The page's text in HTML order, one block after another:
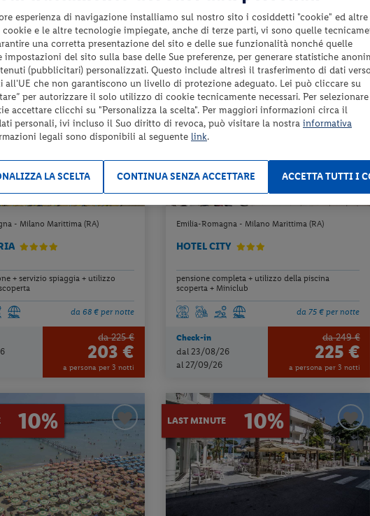
235 €
a persona per 3 notti
Check-in
dal 29/08/26
al 26/10/26
569 €
per unità per 7 notti
10%
- Milano Marittima (RA)
+ servizio spiaggia + utilizzo
da 68 € per notte
da 225 €
203 €
a persona per 3 notti
LAST MINUTE 10%
Emilia-Romagna - Milano Marittima (RA)
HOTEL CITY
pensione completa + utilizzo della piscina
scoperta + Miniclub
da 75 € per notte
Check-in
dal 23/08/26
al 27/09/26
da 249 €
225 €
a persona per 3 notti
10% LAST MINUTE 10%
esperienza di navigazione installiamo sul nostro sito i cosiddetti "cookie" ed altre
e le altre tecnologie impiegate, anche di terze parti, vi sono quelle
una corretta presentazione del sito e delle sue funzionalità nonché quelle
del sito sulla base delle Sue preferenze, per generare statistiche
(pubblicitari) personalizzati. Questo include altresì il trasferimento di dati verso
all'UE che non garantiscono un livello di protezione adeguato. Lei può cliccare su
per autorizzare il solo utilizzo di cookie tecnicamente necessari. Per selezionare
accettare clicchi su "Personalizza la scelta". Per maggiori informazioni circa il
personali, ivi incluso il Suo diritto di revoca, può visitare la nostra informativa
legali sono disponibili al seguente link.
ACCETTA TUTTI I
CONTINUA SENZA ACCETTARE
LA SCELTA